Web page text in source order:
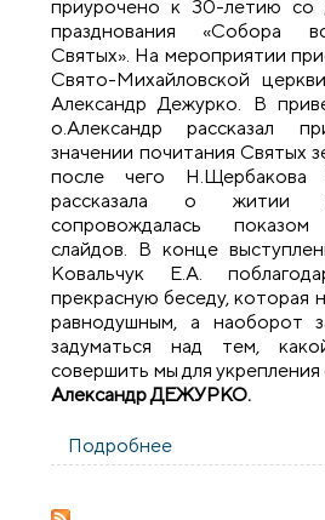
приурочено к 30-летию со
празднования «Собора
Святых». На мероприятии
Свято-Михайловской
Александр Дежурко. В
о.Александр рассказал
значении почитания Святых
после чего Н.Щербакова
рассказала о житии
сопровождалась показом
слайдов. В конце
Ковальчук Е.А.
прекрасную беседу, которая
равнодушным, а наоборот
задуматься над тем,
совершить мы для укрепления
Александр ДЕЖУРКО.
Подробнее
«Православные